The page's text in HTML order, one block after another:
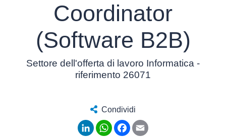
Coordinator
(Software B2B)
Settore dell'offerta di lavoro Informatica -
riferimento 26071
Condividi
LinkedInWhatsApp
Facebook